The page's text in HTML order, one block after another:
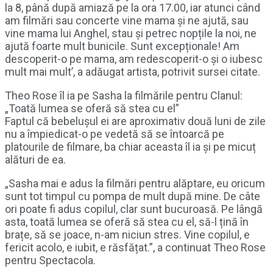
la 8, până după amiază pe la ora 17.00, iar atunci când
am filmări sau concerte vine mama și ne ajută, sau
vine mama lui Anghel, stau și petrec nopțile la noi, ne
ajută foarte mult bunicile. Sunt excepționale! Am
descoperit-o pe mama, am redescoperit-o și o iubesc
mult mai mult’, a adăugat artista, potrivit sursei citate.
Theo Rose îl ia pe Sasha la filmările pentru Clanul:
„Toată lumea se oferă să stea cu el”
Faptul că bebelușul ei are aproximativ două luni de zile
nu a împiedicat-o pe vedetă să se întoarcă pe
platourile de filmare, ba chiar aceasta îl ia și pe micuț
alături de ea.
„Sasha mai e adus la filmări pentru alăptare, eu oricum
sunt tot timpul cu pompa de mult după mine. De câte
ori poate fi adus copilul, clar sunt bucuroasă. Pe lângă
asta, toată lumea se oferă să stea cu el, să-l țină în
brațe, să se joace, n-am niciun stres. Vine copilul, e
fericit acolo, e iubit, e răsfățat.”, a continuat Theo Rose
pentru Spectacola.